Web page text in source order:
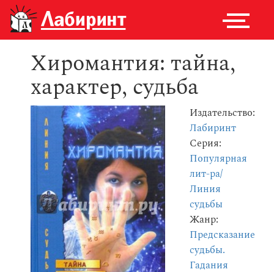
Хиромантия: тайна,
характер, судьба
Издательство:
Лабиринт
Серия:
Популярная
лит-ра/
Линия
судьбы
Жанр:
Предсказание
судьбы.
Гадания